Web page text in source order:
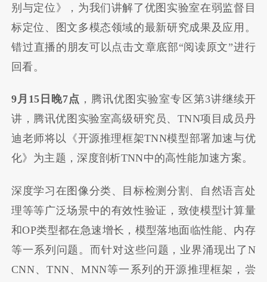
别与定位》，为我们讲解了优图实验室在弱监督目
标定位、图文多模态领域的最新研究成果及应用。
错过直播的朋友可以点击文章底部“阅读原文”进行
回看。
9月15日晚7点 ，腾讯优图实验室专区第3讲继续开
讲，腾讯优图实验室高级研究员、TNN项目成员丹
迪老师将以《开源推理框架TNN模型部署加速与优
化》为主题，深度剖析TNN中的高性能加速方案。
深度学习在图像分类、目标检测分割、自然语言处
理等等广泛场景中的有效性验证，致使模型计算量
和OP类型都在急速增长，模型落地面临性能、内存
等一系列问题。而针对这些问题，业界涌现出了N
CNN、TNN、MNN等一系列的开源推理框架，尝